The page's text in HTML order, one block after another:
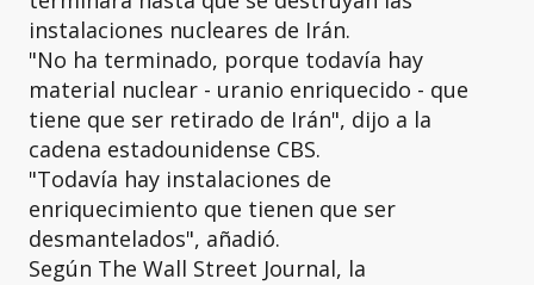
instalaciones nucleares de Irán.
"No ha terminado, porque todavía hay
material nuclear - uranio enriquecido - que
tiene que ser retirado de Irán", dijo a la
cadena estadounidense CBS.
"Todavía hay instalaciones de
enriquecimiento que tienen que ser
desmantelados", añadió.
Según The Wall Street Journal, la